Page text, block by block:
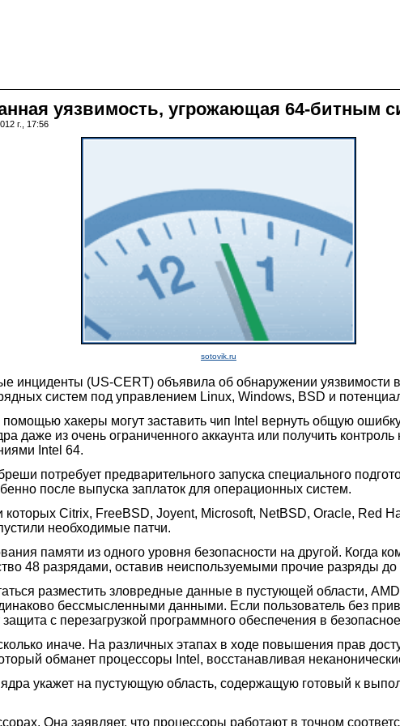
уязвимость, угрожающая 64-битным
г., 17:56
sotovik.ru
инциденты (US-CERT) объявила об обнаружении уязвимости
систем под управлением Linux, Windows, BSD и
хакеры могут заставить чип Intel вернуть общую
даже из очень ограниченного аккаунта или получить
Intel 64.
потребует предварительного запуска специального
после выпуска заплаток для операционных систем.
Citrix, FreeBSD, Joyent, Microsoft, NetBSD, Oracle, Red
необходимые патчи.
памяти из одного уровня безопасности на другой. Когда
48 разрядами, оставив неиспользуемыми прочие разряды до
разместить зловредные данные в пустующей области,
бессмысленными данными. Если пользователь без
с перезагрузкой программного обеспечения в
иначе. На различных этапах в ходе повышения прав
обманет процессоры Intel, восстанавливая
укажет на пустующую область, содержащую готовый к
Она заявляет, что процессоры работают в точном